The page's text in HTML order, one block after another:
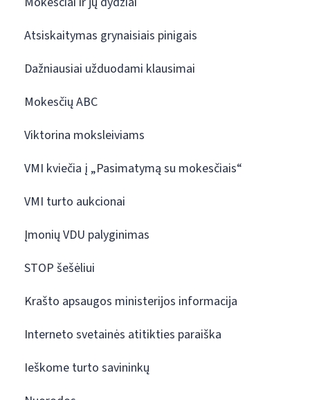
Atsiskaitymas grynaisiais pinigais
Dažniausiai užduodami klausimai
Mokesčių ABC
Viktorina moksleiviams
VMI kviečia į „Pasimatymą su mokesčiais“
VMI turto aukcionai
Įmonių VDU palyginimas
STOP šešėliui
Krašto apsaugos ministerijos informacija
Interneto svetainės atitikties paraiška
Ieškome turto savininkų